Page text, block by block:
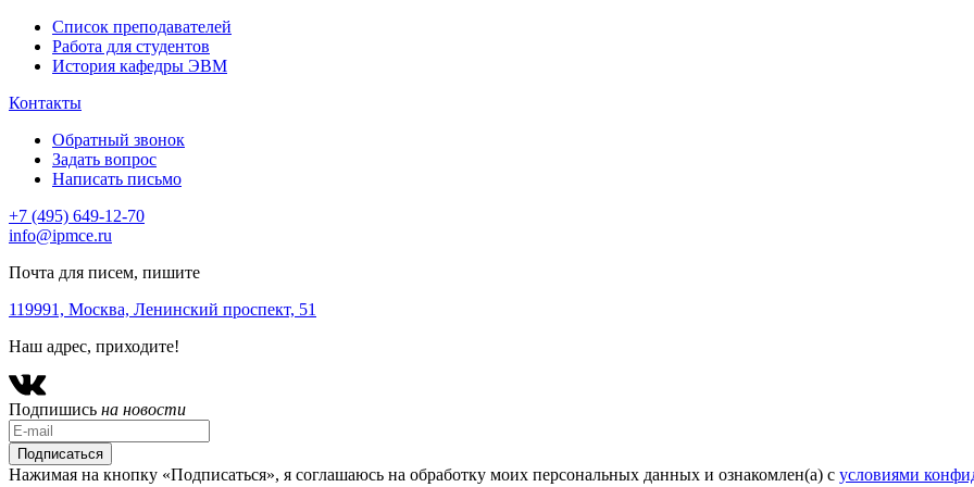
Список преподавателей
Работа для студентов
История кафедры ЭВМ
Контакты
Обратный звонок
Задать вопрос
Написать письмо
+7 (495) 649-12-70
info@ipmce.ru
Почта для писем, пишите
119991, Москва, Ленинский проспект, 51
Наш адрес, приходите!
Подпишись на новости
Нажимая на кнопку «Подписаться», я соглашаюсь на обработку моих персональных данных и ознакомлен(а) с условиями